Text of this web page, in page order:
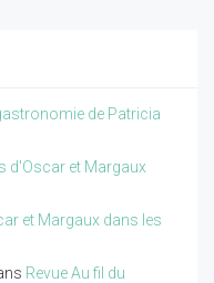
de Patricia
d'Oscar et Margaux
et Margaux dans les
Revue Au fil du